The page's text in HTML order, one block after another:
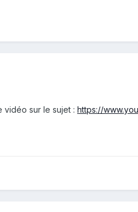
vidéo sur le sujet : https://